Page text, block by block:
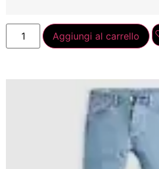
Aggiungi al carrello